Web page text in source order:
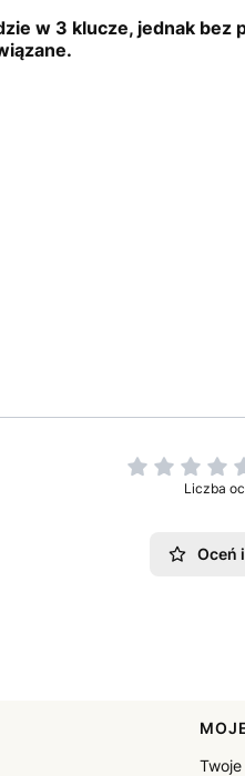
w 3 klucze, jednak
Liczba
Oceń